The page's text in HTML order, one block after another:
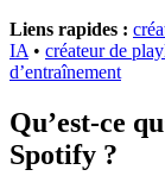
Liens rapides :
IA • créateur de
d’entraînement
Qu’est-ce
Spotify ?